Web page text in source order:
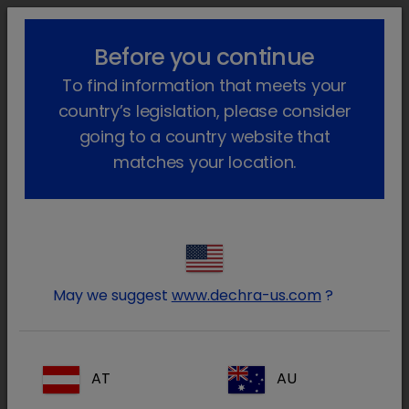
lock_outline search menu
Áreas terapêuticas
Animais de Produção
Before you continue
To find information that meets your
country’s legislation, please consider
going to a country website that
matches your location.
May we suggest www.dechra-us.com ?
AT AU